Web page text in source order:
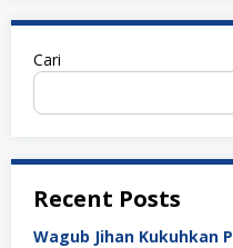
Cari
Recent Posts
Wagub Jihan Kukuhkan